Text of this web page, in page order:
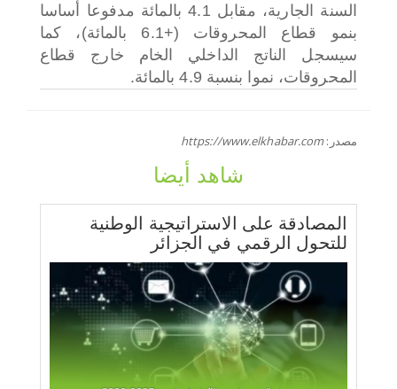
السنة الجارية، مقابل 4.1 بالمائة مدفوعا أساسا
بنمو قطاع المحروقات (+6.1 بالمائة)، كما
سيسجل الناتج الداخلي الخام خارج قطاع
المحروقات، نموا بنسبة 4.9 بالمائة.
مصدر:https://www.elkhabar.com
شاهد أيضا
المصادقة على الاستراتيجية الوطنية
للتحول الرقمي في الجزائر